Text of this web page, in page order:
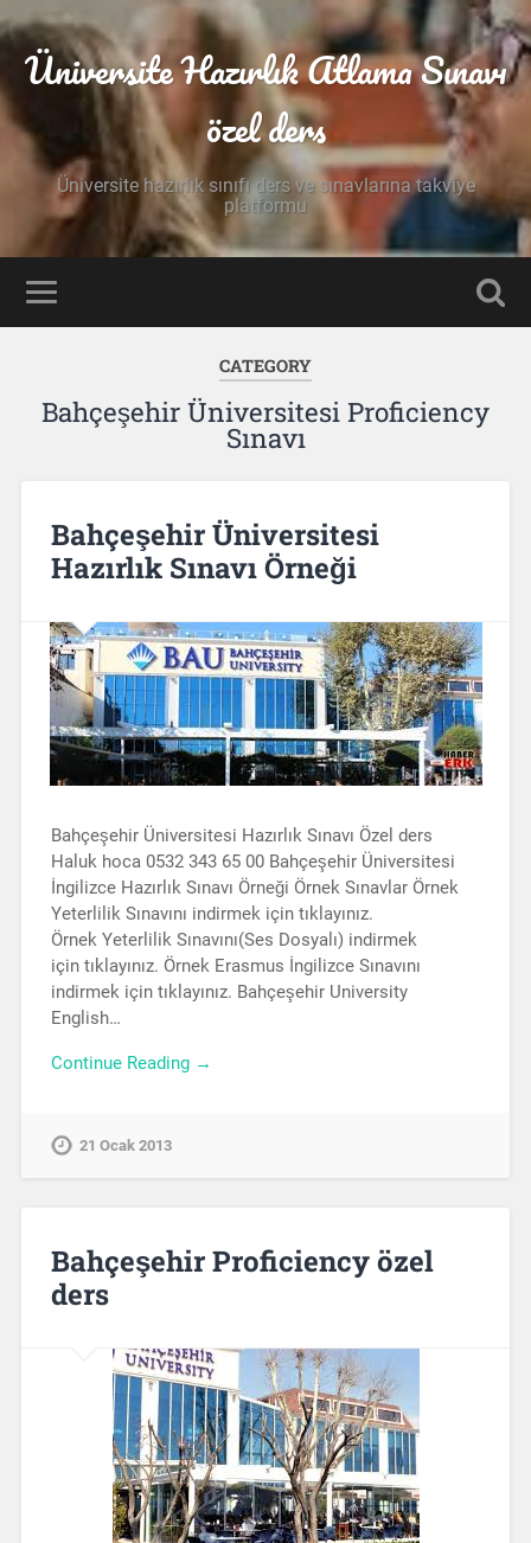
Üniversite Hazırlık Atlama Sınavı
özel ders
Üniversite hazırlık sınıfı ders ve sınavlarına takviye
platformu
CATEGORY
Bahçeşehir Üniversitesi Proficiency
Sınavı
Bahçeşehir Üniversitesi
Hazırlık Sınavı Örneği
Bahçeşehir Üniversitesi Hazırlık Sınavı Özel ders
Haluk hoca 0532 343 65 00 Bahçeşehir Üniversitesi
İngilizce Hazırlık Sınavı Örneği Örnek Sınavlar Örnek
Yeterlilik Sınavını indirmek için tıklayınız.
Örnek Yeterlilik Sınavını(Ses Dosyalı) indirmek
için tıklayınız. Örnek Erasmus İngilizce Sınavını
indirmek için tıklayınız. Bahçeşehir University
English…
Continue Reading →
21 Ocak 2013
Bahçeşehir Proficiency özel
ders